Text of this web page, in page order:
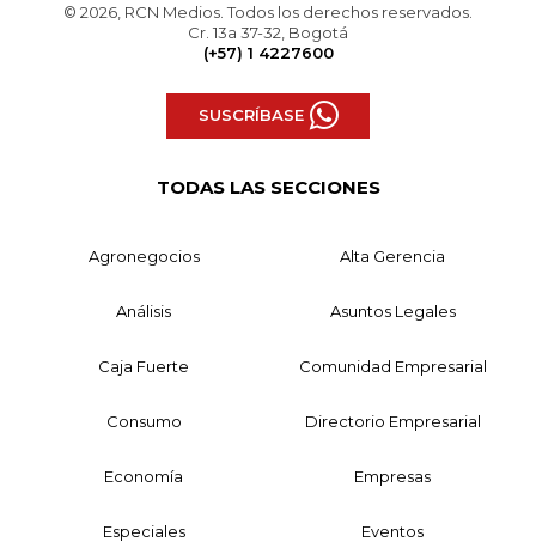
© 2026, RCN Medios. Todos los derechos reservados.
Cr. 13a 37-32, Bogotá
(+57) 1 4227600
SUSCRÍBASE
TODAS LAS SECCIONES
Agronegocios Alta Gerencia
Análisis Asuntos Legales
Caja Fuerte Comunidad Empresarial
Consumo Directorio Empresarial
Economía Empresas
Especiales Eventos